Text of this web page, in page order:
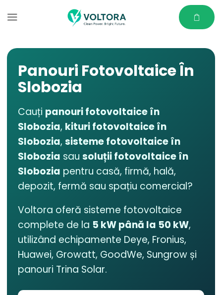
Panouri Fotovoltaice În
Slobozia
Cauți panouri fotovoltaice în
Slobozia, kituri fotovoltaice în
Slobozia, sisteme fotovoltaice în
Slobozia sau soluții fotovoltaice în
Slobozia pentru casă, firmă, hală,
depozit, fermă sau spațiu comercial?
Voltora oferă sisteme fotovoltaice
complete de la 5 kW până la 50 kW,
utilizând echipamente Deye, Fronius,
Huawei, Growatt, GoodWe, Sungrow și
panouri Trina Solar.